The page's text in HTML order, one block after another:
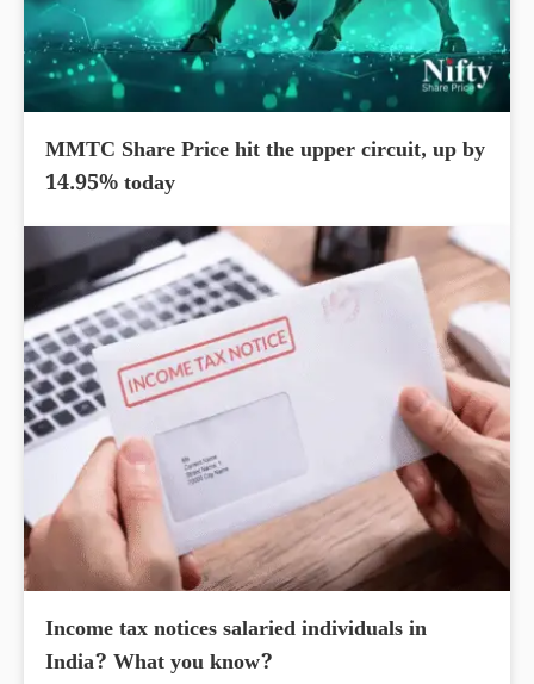
MMTC Share Price hit the upper circuit, up by
14.95% today
Income tax notices salaried individuals in
India? What you know?